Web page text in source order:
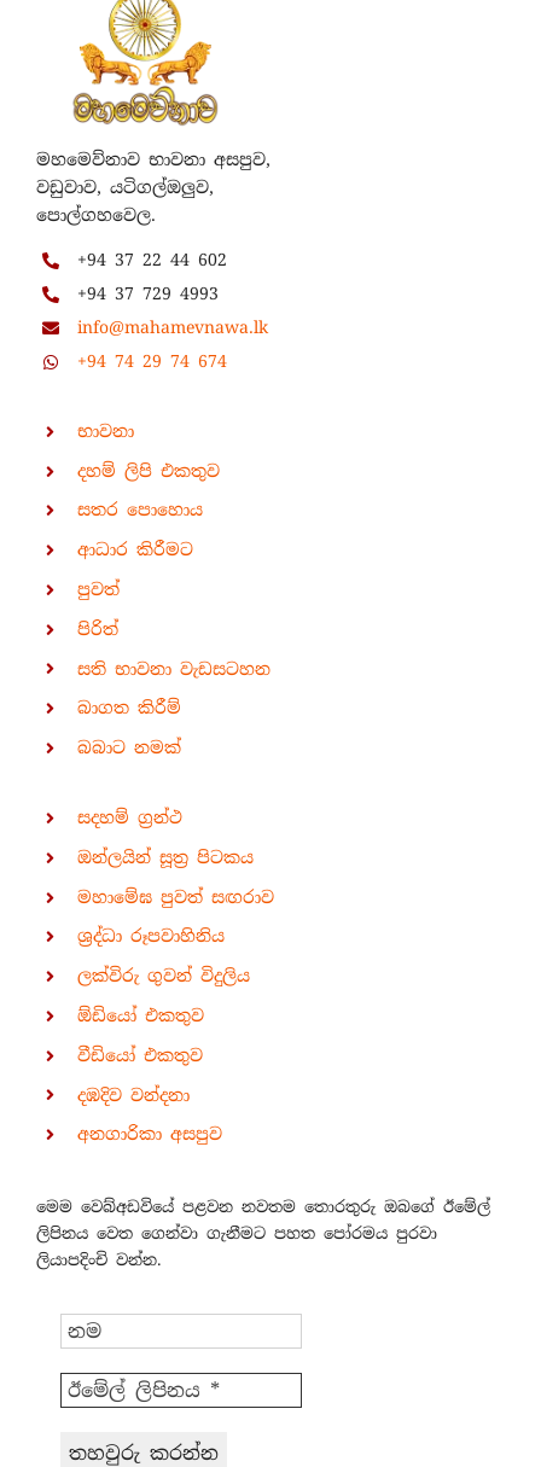
මහමෙව්නාව භාවනා අසපුව,
වඩුවාව, යටිගල්ඔලුව,
පොල්ගහවෙල.
+94 37 22 44 602
+94 37 729 4993
info@mahamevnawa.lk
+94 74 29 74 674
භාවනා
දහම් ලිපි එකතුව
සතර පොහොය
ආධාර කිරීමට
පුවත්
පිරිත්
සති භාවනා වැඩසටහන
බාගත කිරීම්
බබාට නමක්
සදහම් ග්‍රන්ථ
ඔන්ලයින් සූත්‍ර පිටකය
මහාමේඝ පුවත් සඟරාව
ශ්‍රද්ධා රූපවාහිනිය
ලක්විරු ගුවන් විදුලිය
ඕඩියෝ එකතුව
වීඩියෝ එකතුව
දඹදිව වන්දනා
අනගාරිකා අසපුව
මෙම වෙබ්අඩවියේ පළවන නවතම තොරතුරු ඔබගේ ඊමේල්
ලිපිනය වෙත ගෙන්වා ගැනීමට පහත පෝරමය පුරවා
ලියාපදිංචි වන්න.